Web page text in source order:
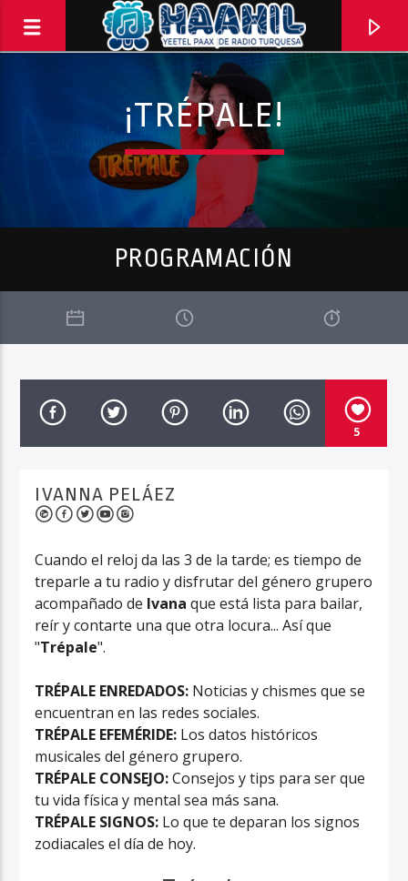
PROGRAMA ACTUAL
10:00 AM 11:00 AM
Haahil FM
¡TRÉPALE!
PROGRAMACIÓN
5
IVANNA PELÁEZ
Cuando el reloj da las 3 de la tarde; es tiempo de
treparle a tu radio y disfrutar del género grupero
acompañado de Ivana que está lista para bailar,
reír y contarte una que otra locura... Así que
"Trépale".
TRÉPALE ENREDADOS: Noticias y chismes que se
encuentran en las redes sociales.
TRÉPALE EFEMÉRIDE: Los datos históricos
musicales del género grupero.
TRÉPALE CONSEJO:Consejos y tips para ser que
tu vida física y mental sea más sana.
TRÉPALE SIGNOS: Lo que te deparan los signos
zodiacales el día de hoy.